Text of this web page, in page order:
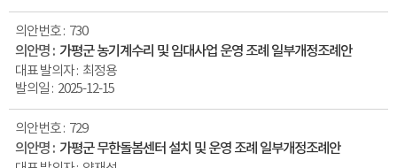
730
가평군 농기계수리 및 임대사업 운영 조례 일부개정조례안
최정용
2025-12-15
729
가평군 무한돌봄센터 설치 및 운영 조례 일부개정조례안